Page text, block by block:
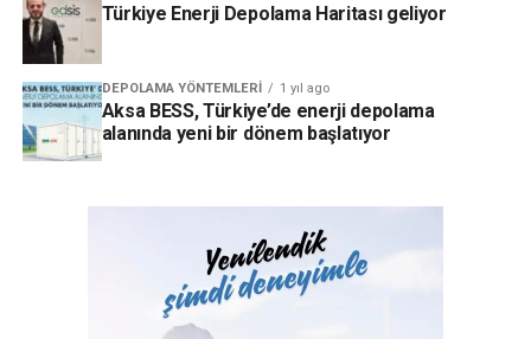
Türkiye Enerji Depolama Haritası geliyor
DEPOLAMA YÖNTEMLERI 1 yıl ago
Aksa BESS, Türkiye’de enerji depolama
alanında yeni bir dönem başlatıyor